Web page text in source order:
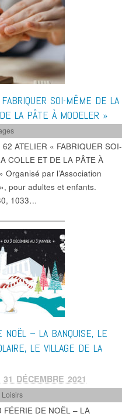
SOI-MÊME DE LA
LA PÂTE À MODELER »
ATELIER « FABRIQUER SOI-
COLLE ET DE LA PÂTE À
Organisé par l’Association
pour adultes et enfants.
1033…
NOËL – LA BANQUISE, LE
LE VILLAGE DE LA
31 DÉCEMBRE 2021
Loisirs
FÉERIE DE NOËL – LA